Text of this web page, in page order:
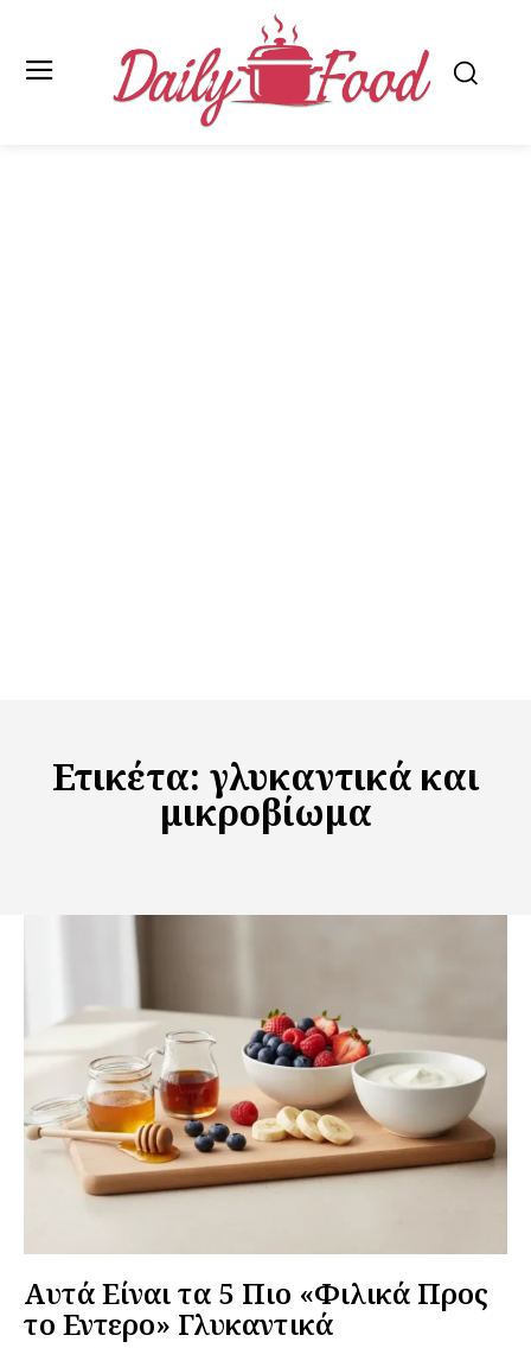
Ετικέτα: γλυκαντικά και
μικροβίωμα
Αυτά Είναι τα 5 Πιο «Φιλικά Προς
το Εντερο» Γλυκαντικά